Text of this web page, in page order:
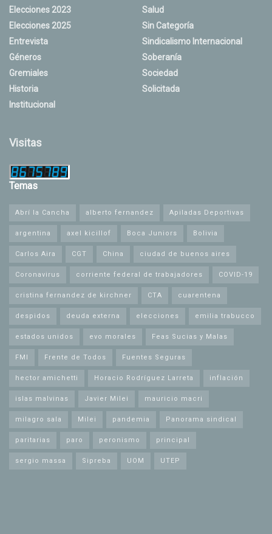
Elecciones 2023
Elecciones 2025
Entrevista
Géneros
Gremiales
Historia
Institucional
Salud
Sin Categoría
Sindicalismo Internacional
Soberanía
Sociedad
Solicitada
Visitas
Temas
Abrí la Cancha alberto fernandez Apiladas Deportivas
argentina axel kicillof Boca Juniors Bolivia
Carlos Aira CGT China ciudad de buenos aires
Coronavirus corriente federal de trabajadores COVID-19
cristina fernandez de kirchner CTA cuarentena
despidos deuda externa elecciones emilia trabucco
estados unidos evo morales Feas Sucias y Malas
FMI Frente de Todos Fuentes Seguras
hector amichetti Horacio Rodríguez Larreta inflación
islas malvinas Javier Milei mauricio macri
milagro sala Milei pandemia Panorama sindical
paritarias paro peronismo principal
sergio massa Sipreba UOM UTEP